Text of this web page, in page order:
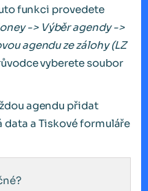
funkci provedete
-> Výběr agendy ->
agendu ze zálohy (LZ
vyberete soubor
agendu přidat
a Tiskové formuláře